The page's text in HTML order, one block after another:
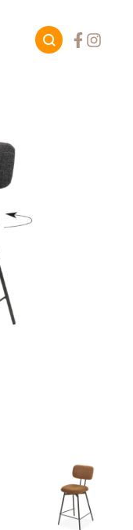
Facebook